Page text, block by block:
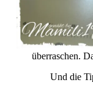
überraschen.
Und die